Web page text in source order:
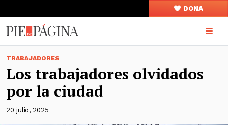
DONA
TRABAJADORES
Los trabajadores olvidados
por la ciudad
20 julio, 2025